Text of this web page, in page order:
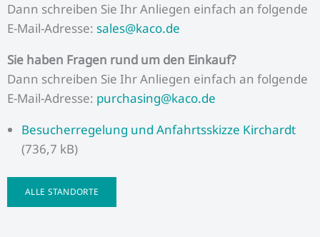
Dann schreiben Sie Ihr Anliegen einfach an folgende
E-Mail-Adresse: sales@kaco.de
Sie haben Fragen rund um den Einkauf?
Dann schreiben Sie Ihr Anliegen einfach an folgende
E-Mail-Adresse: purchasing@kaco.de
Besucherregelung und Anfahrtsskizze Kirchardt
(736,7 kB)
ALLE STANDORTE